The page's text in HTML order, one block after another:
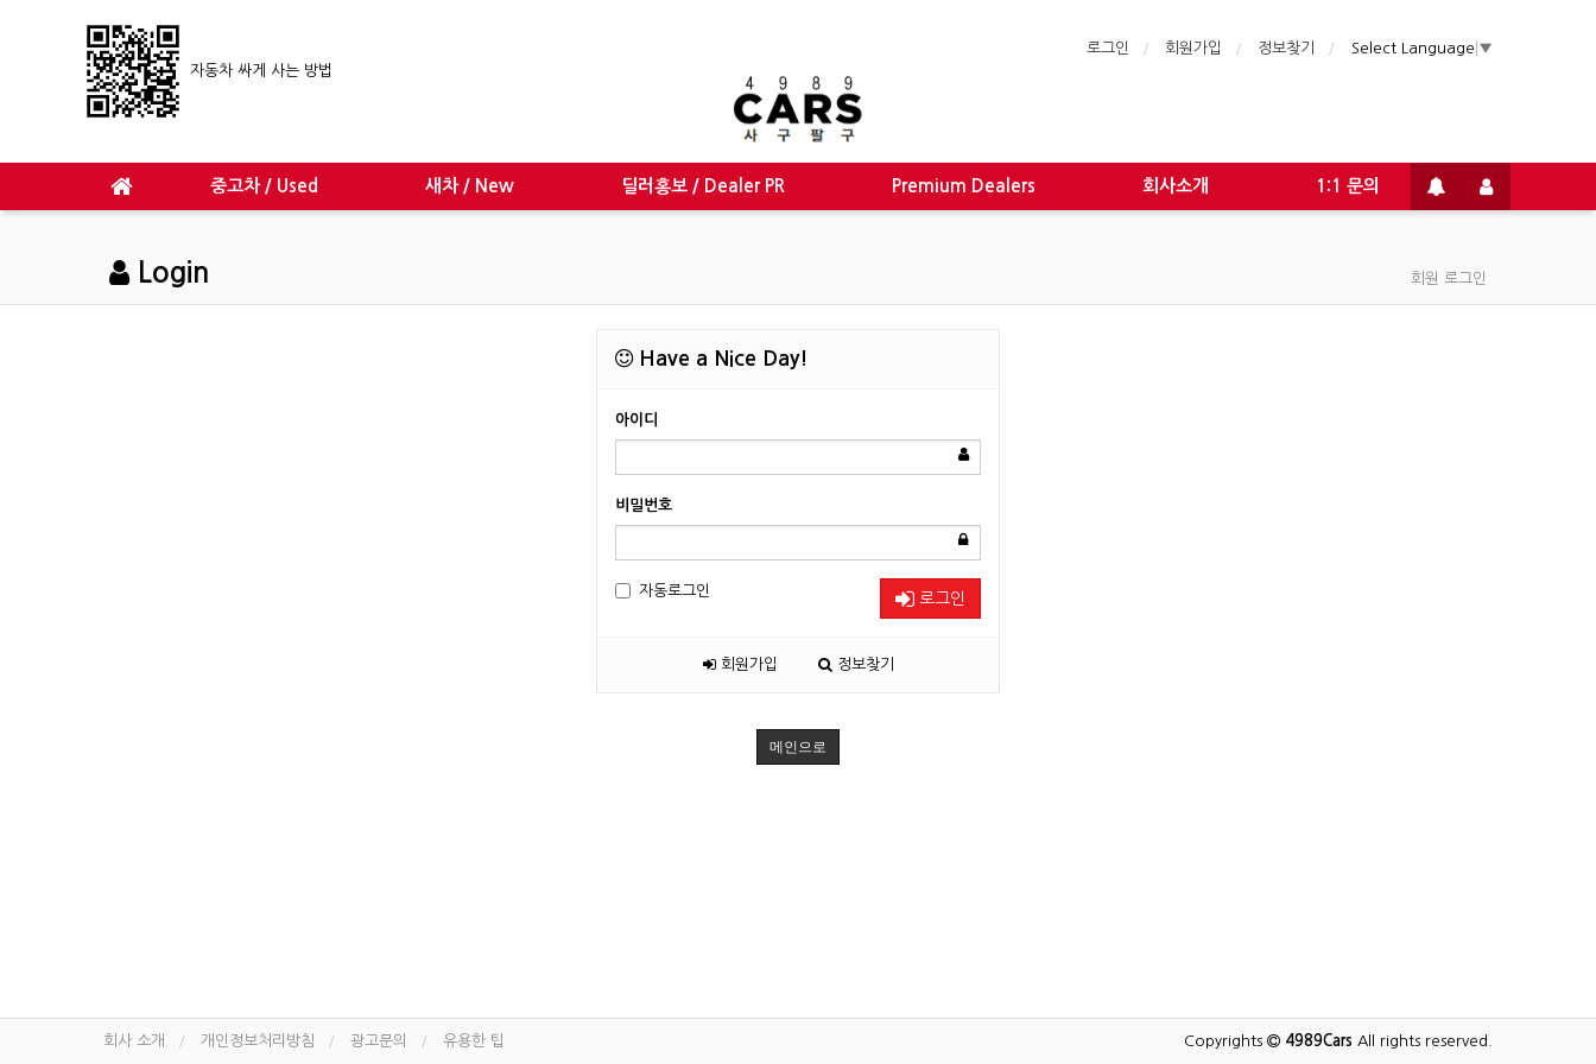
자동차 싸게 사는 방법
로그인 회원가입 정보찾기 Select Language ▼
중고차 / Used 새차 / New 딜러홍보 / Dealer PR Premium Dealers 회사소개 1:1 문의
Login 회원 로그인
Have a Nice Day!
아이디
비밀번호
자동로그인 로그인
회원가입 정보찾기
메인으로
회사 소개 개인정보처리방침 광고문의 유용한 팁 Copyrights 4989Cars All rights reserved.